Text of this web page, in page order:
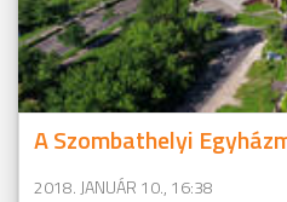
A Szombathelyi
2018. JANUÁR 10., 16:38